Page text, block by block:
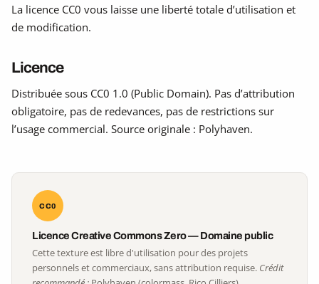
La licence CC0 vous laisse une liberté totale d’utilisation et
de modification.
Licence
Distribuée sous CC0 1.0 (Public Domain). Pas d’attribution
obligatoire, pas de redevances, pas de restrictions sur
l’usage commercial. Source originale : Polyhaven.
CC0
Licence Creative Commons Zero — Domaine public
Cette texture est libre d'utilisation pour des projets
personnels et commerciaux, sans attribution requise. Crédit